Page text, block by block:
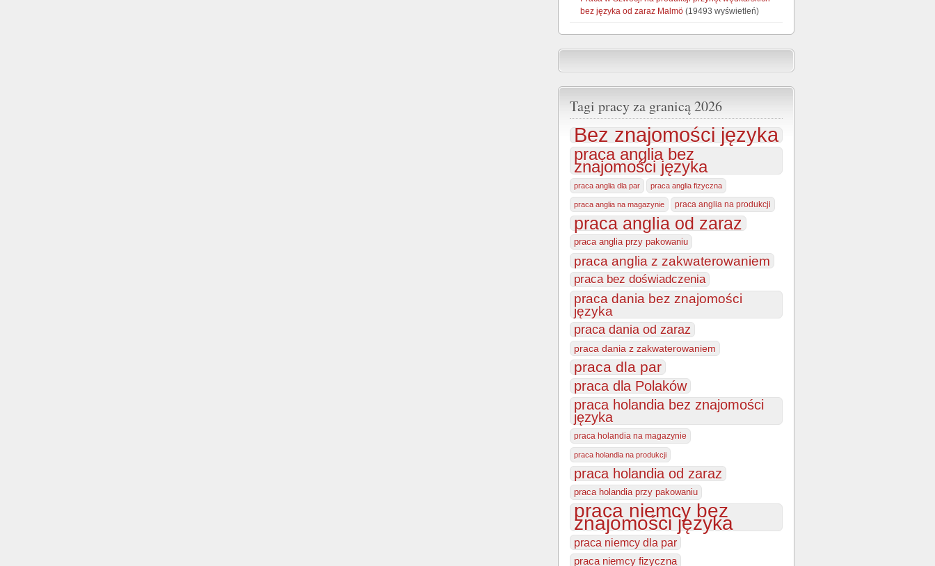
bez języka od zaraz Malmö (19493 wyświetleń)
Tagi pracy za granicą 2026
Bez znajomości języka
praca anglia bez
znajomości języka
praca anglia dla par praca anglia fizyczna
praca anglia na magazynie praca anglia na produkcji
praca anglia od zaraz
praca anglia przy pakowaniu
praca anglia z zakwaterowaniem
praca bez doświadczenia
praca dania bez znajomości
języka
praca dania od zaraz
praca dania z zakwaterowaniem
praca dla par
praca dla Polaków
praca holandia bez znajomości
języka
praca holandia na magazynie
praca holandia na produkcji
praca holandia od zaraz
praca holandia przy pakowaniu
praca niemcy bez
znajomości języka
praca niemcy dla par
praca niemcy fizyczna